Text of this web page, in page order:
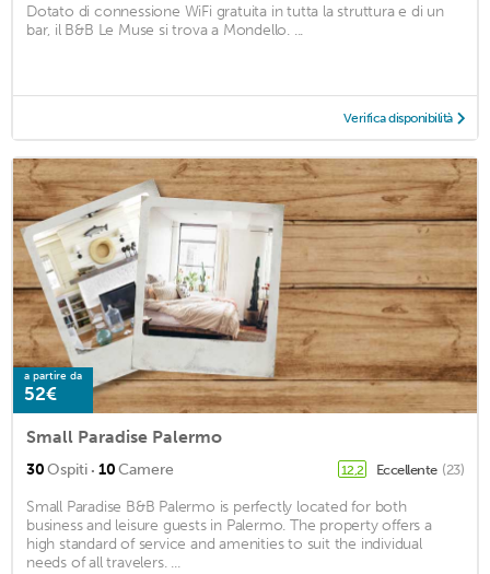
Dotato di connessione WiFi gratuita in tutta la struttura e di un
bar, il B&B Le Muse si trova a Mondello. ...
Verifica disponibilità
a partire da
52€
Small Paradise Palermo
30Ospiti · 10Camere 12,2 Eccellente (23)
Small Paradise B&B Palermo is perfectly located for both
business and leisure guests in Palermo. The property offers a
high standard of service and amenities to suit the individual
needs of all travelers. ...